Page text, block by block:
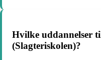
Hvilke uddannelser
(Slagteriskolen)?